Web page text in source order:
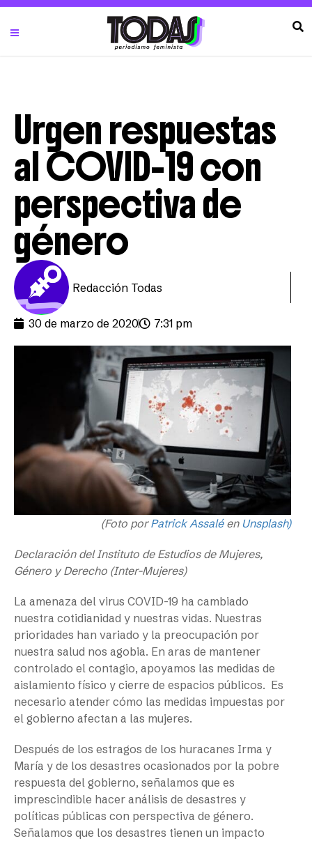
Urgen respuestas
al COVID-19 con
perspectiva de
género
Redacción Todas
30 de marzo de 2020 7:31 pm
(Foto porPatrick Assaléen Unsplash)
Declaración del Instituto de Estudios de Mujeres,
Género y Derecho (Inter-Mujeres)
La amenaza del virus COVID-19 ha cambiado
nuestra cotidianidad y nuestras vidas. Nuestras
prioridades han variado y la preocupación por
nuestra salud nos agobia. En aras de mantener
controlado el contagio, apoyamos las medidas de
aislamiento físico y cierre de espacios públicos. Es
necesario atender cómo las medidas impuestas por
el gobierno afectan a las mujeres.
Después de los estragos de los huracanes Irma y
María y de los desastres ocasionados por la pobre
respuesta del gobierno, señalamos que es
imprescindible hacer análisis de desastres y
políticas públicas con perspectiva de género.
Señalamos que los desastres tienen un impacto